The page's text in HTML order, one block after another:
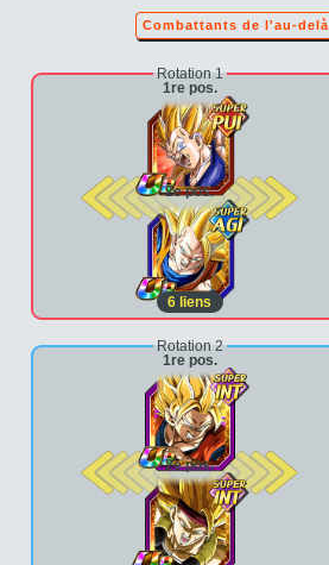
Combattants de l'au-delà
Rotation 1
1re pos.
2e pos.
6 liens
Rotation 2
1re pos.
2e pos.